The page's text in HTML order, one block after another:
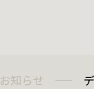
お知らせ